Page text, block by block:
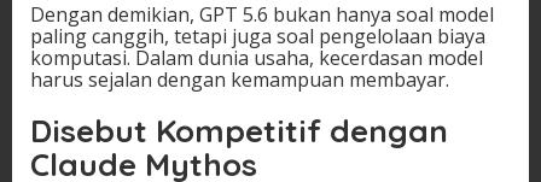
Dengan demikian, GPT 5.6 bukan hanya soal model
paling canggih, tetapi juga soal pengelolaan biaya
komputasi. Dalam dunia usaha, kecerdasan model
harus sejalan dengan kemampuan membayar.
Disebut Kompetitif dengan
Claude Mythos